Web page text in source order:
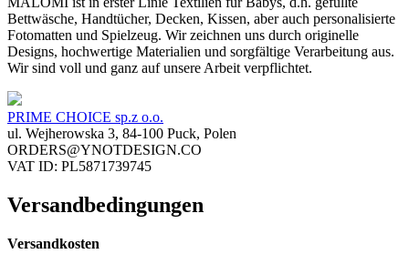
Bettwäsche, Handtücher, Decken, Kissen, aber auch personalisierte
Fotomatten und Spielzeug. Wir zeichnen uns durch originelle
Designs, hochwertige Materialien und sorgfältige Verarbeitung aus.
Wir sind voll und ganz auf unsere Arbeit verpflichtet.
PRIME CHOICE sp.z o.o.
ul. Wejherowska 3, 84-100 Puck, Polen
ORDERS@YNOTDESIGN.CO
VAT ID: PL5871739745
Versandbedingungen
Versandkosten